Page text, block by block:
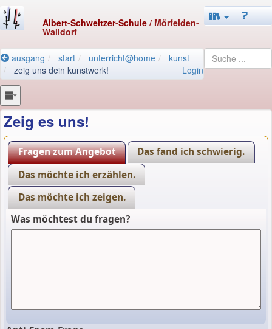
Albert-Schweitzer-Schule / Mörfelden-
Walldorf
ausgang start unterricht@home
kunst
zeig uns dein kunstwerk!
Login
Zeig es uns!
Fragen zum Angebot
Das fand ich schwierig.
Das möchte ich erzählen.
Das möchte ich zeigen.
Was möchtest du fragen?